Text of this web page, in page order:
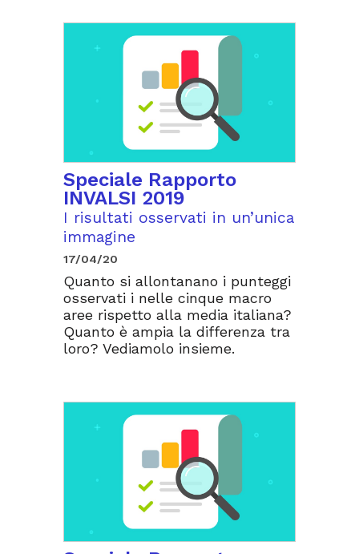
Speciale Rapporto
INVALSI 2019
I risultati osservati in un’unica
immagine
17/04/20
Quanto si allontanano i punteggi
osservati i nelle cinque macro
aree rispetto alla media italiana?
Quanto è ampia la differenza tra
loro? Vediamolo insieme.